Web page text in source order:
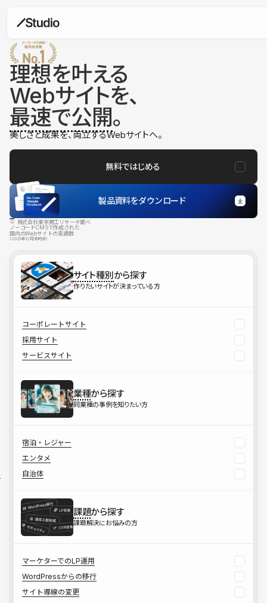
理想を叶える
Webサイトを、
最速で公開。
美しさと成果を、両立するWebサイトへ。
無料ではじめる
製品資料をダウンロード
※ 株式会社東京商工リサーチ調べ
ノーコードCMSで作成された
国内のWebサイトの実績数
（2025年12月末時点）
サイト種別から探す
作りたいサイトが決まっている方
コーポレートサイト
採用サイト
サービスサイト
業種から探す
同業種の事例を知りたい方
宿泊・レジャー
エンタメ
自治体
課題から探す
課題解決にお悩みの方
マーケターでのLP運用
WordPressからの移行
サイト導線の変更